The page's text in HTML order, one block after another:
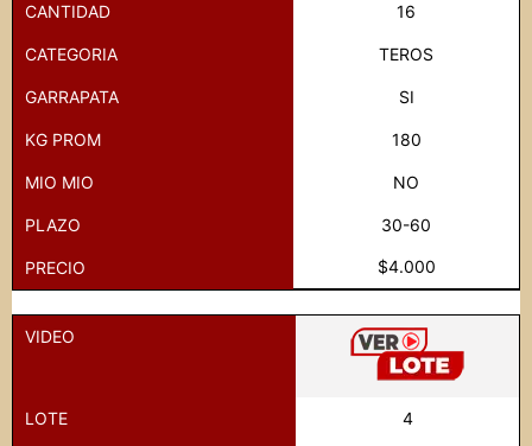
CANTIDAD 16
CATEGORIA TEROS
GARRAPATA SI
KG PROM 180
MIO MIO NO
PLAZO 30-60
PRECIO $4.000
VIDEO
LOTE 4